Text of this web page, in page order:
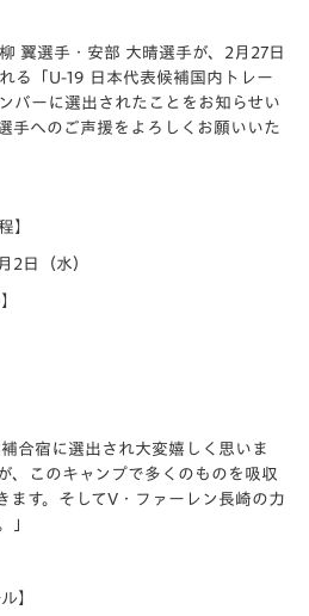
翼選手・安部 大晴選手が、2月27日
る「U-19 日本代表候補国内トレー
バーに選出されたことをお知らせい
手へのご声援をよろしくお願いいた
】
2日（水）
合宿に選出され大変嬉しく思いま
、このキャンプで多くのものを吸収
ます。そしてV・ファーレン長崎の力
」
】